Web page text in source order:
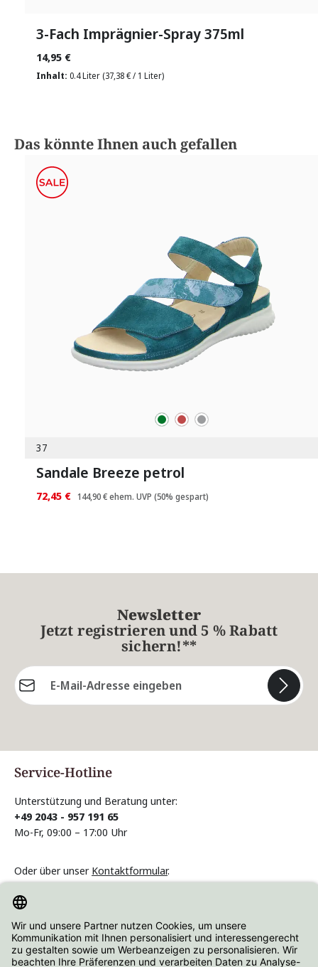
3-Fach Imprägnier-Spray 375ml
Inhalt: 0.4 Liter (37,38 € / 1 Liter)
14,95 €
Produktgalerie überspringen
Das könnte Ihnen auch gefallen
grünrot grau
37
Sandale Breeze petrol
72,45 € 144,90 €ehem. UVP (50% gespart)
Newsletter
Jetzt registrieren und 5 % Rabatt
sichern!**
E-Mail-Adresse*
Service-Hotline
Unterstützung und Beratung unter:
+49 2043 - 957 191 65
Mo-Fr, 09:00 – 17:00 Uhr
Oder über unser Kontaktformular.
Informationen